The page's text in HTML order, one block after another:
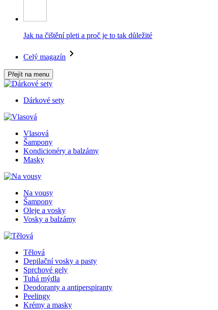
Jak na čištění pleti a proč je to tak důležité
Celý magazín
Přejít na menu
Dárkové sety
Vlasová
Šampony
Kondicionéry a balzámy
Masky
Na vousy
Šampony
Oleje a vosky
Vosky a balzámy
Tělová
Depilační vosky a pasty
Sprchové gely
Tuhá mýdla
Deodoranty a antiperspiranty
Peelingy
Krémy a masky